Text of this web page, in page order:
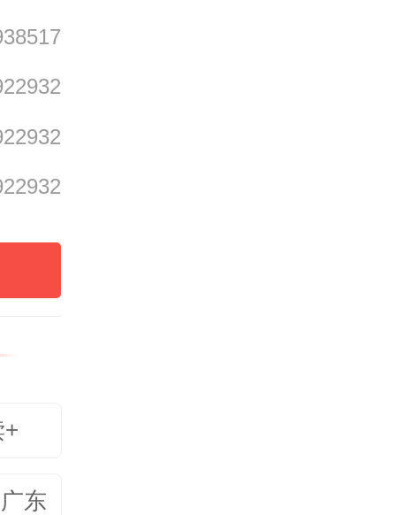
金
印
穿越
宝
到近
宝
+
东